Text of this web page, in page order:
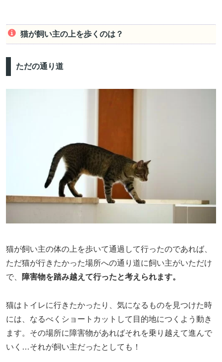
猫が飼い主の上を歩くのは？
ただの通り道
猫が飼い主の体の上を歩いて通過して行ったのであれば、
ただ猫が行きたかった場所への通り道に飼い主がいただけ
で、
障害物を踏み越えて行ったと考えられます。
猫はトイレに行きたかったり、気になるものを見つけた時
には、なるべくショートカットして目的地につくよう動き
ます。その場所に障害物があればそれを乗り越えて進んで
いく…それが飼い主だったとしても！